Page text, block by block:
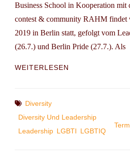
Business School in Kooperation
contest & community RAHM findet
2019 in Berlin statt, gefolgt vom
(26.7.) und Berlin Pride (27.7.). Als
WEITERLESEN
EUROPE
BUSINESS
Tags
Diversity
Diversity Und Leadership
Leadership LGBTI LGBTIQ